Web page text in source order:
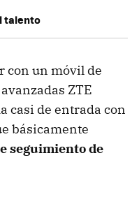
talento
con un móvil de
ZTE
casi de entrada con
básicamente
seguimiento de